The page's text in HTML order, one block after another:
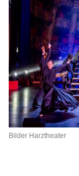
Bilder Harztheater